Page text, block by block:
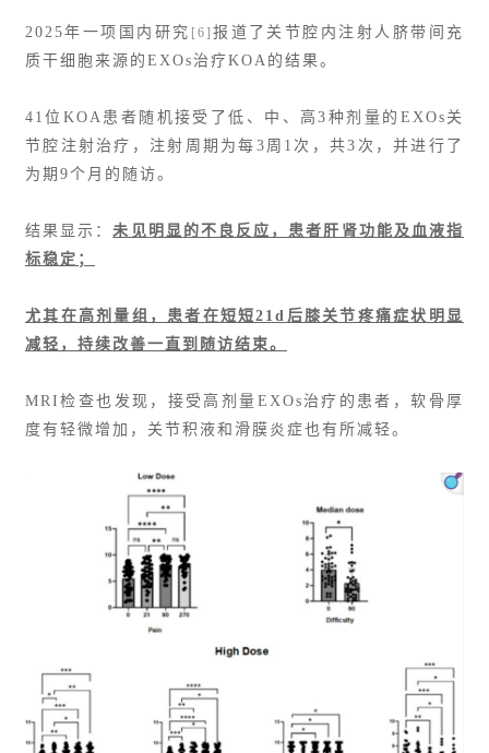
2025年一项国内研究 [6] 报道了关节腔内注射人脐带间充
质干细胞来源的EXOs治疗KOA的结果。
41位KOA患者随机接受了低、中、高3种剂量的 EXOs 关
节腔注射治疗，注射周期为每3周1次，共3次，并进行了
为期9个月的随访。
结果显示：未见明显的不良反应，患者肝肾功能及血液指
标稳定；
尤其在高剂量组，患者在短短21d后膝关节疼痛症状明显
减轻，持续改善一直到随访结束。
MRI检查也发现，接受高剂量EXOs治疗的患者，软骨厚
度有轻微增加，关节积液和滑膜炎症也有所减轻。